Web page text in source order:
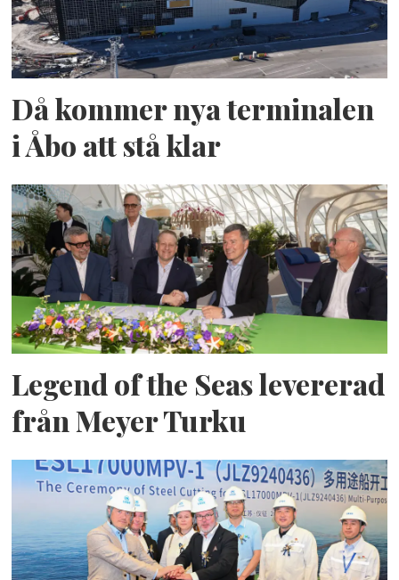
Då kommer nya terminalen
i Åbo att stå klar
Legend of the Seas levererad
från Meyer Turku